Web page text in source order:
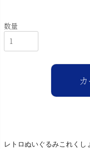
レトロぬいぐるみこれくし